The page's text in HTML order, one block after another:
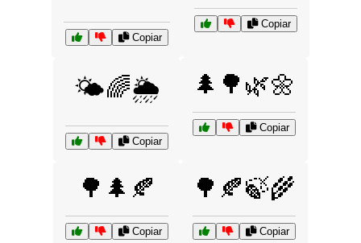
Copiar
Copiar
🌤️🌈🌦️
Copiar
🌲🌳🌿🌼
Copiar
🌳🌲🍂
Copiar
🌳🍂🍃🌾
Copiar